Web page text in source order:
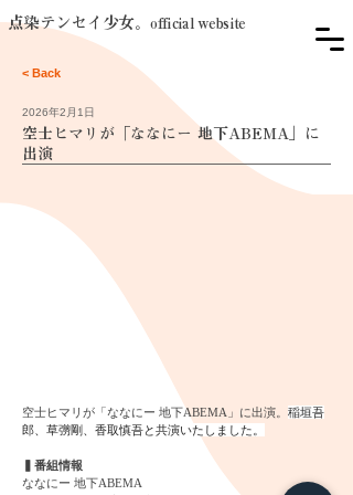
点染テンセイ少女。official website
< Back
2026年2月1日
空士ヒマリが「ななにー 地下ABEMA」に
出演
空士ヒマリが「ななにー 地下ABEMA」に出演。 稲垣吾
郎、草彅剛、香取慎吾と共演いたしました。
▍番組情報
ななにー 地下ABEMA